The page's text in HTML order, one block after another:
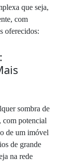
que seja,
com
oferecidos:
sombra de
com potencial
de um imóvel
de grande
na rede